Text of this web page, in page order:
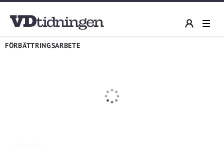
FÖRBÄTTRINGSARBETE